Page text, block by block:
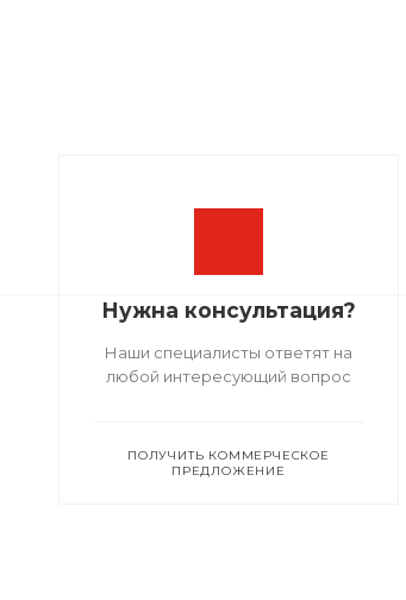
Нужна консультация?
Наши специалисты ответят на
любой интересующий вопрос
ПОЛУЧИТЬ КОММЕРЧЕСКОЕ
ПРЕДЛОЖЕНИЕ